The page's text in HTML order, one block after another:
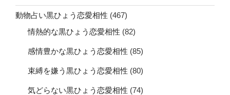
動物占い黒ひょう恋愛相性 (467)
情熱的な黒ひょう恋愛相性 (82)
感情豊かな黒ひょう恋愛相性 (85)
束縛を嫌う黒ひょう恋愛相性 (80)
気どらない黒ひょう恋愛相性 (74)